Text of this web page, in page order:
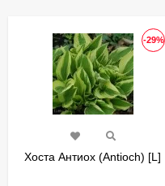
-29%
Хоста Антиох (Antioch) [L]